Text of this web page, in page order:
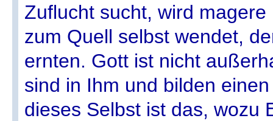
Zuflucht sucht, wird
zum Quell selbst wendet,
ernten. Gott ist nicht
sind in Ihm und bilden
dieses Selbst ist das, wozu